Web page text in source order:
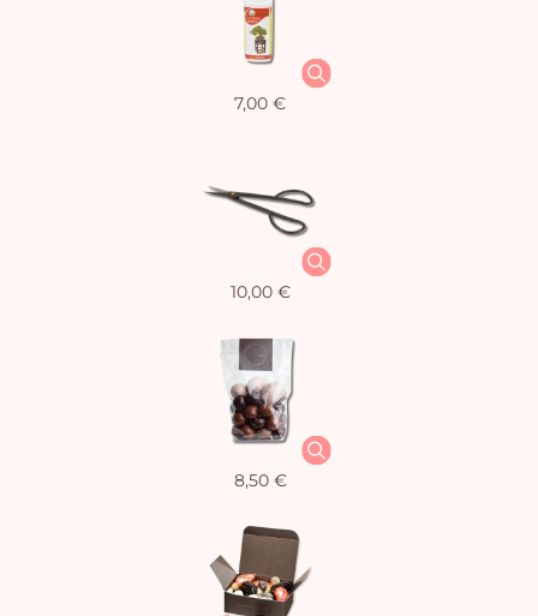
7,00 €
10,00 €
8,50 €